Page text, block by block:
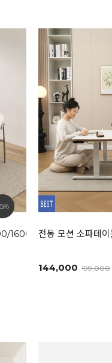
1600/1800L [모던화이트
전동 모션 소파테
144,000 199,000